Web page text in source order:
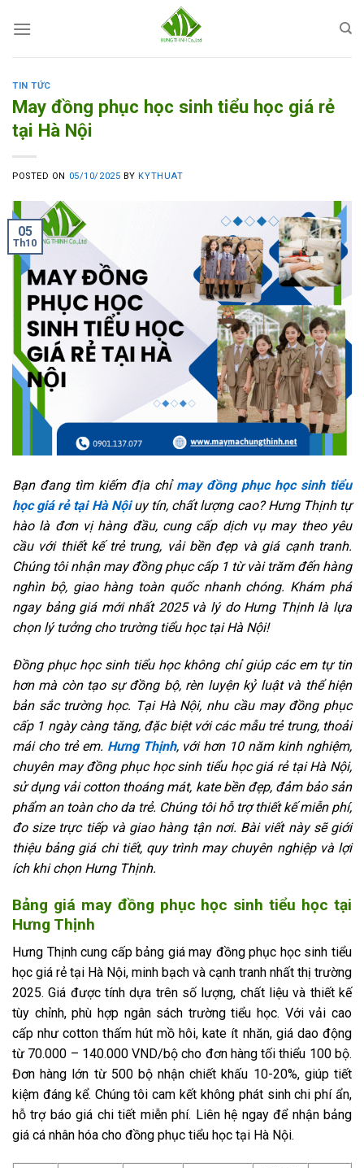
TIN TỨC
May đồng phục học sinh tiểu học giá rẻ
tại Hà Nội
POSTED ON 05/10/2025 BYKYTHUAT
05
Th10
Bạn đang tìm kiếm địa chỉ may đồng phục học sinh tiểu
học giá rẻ tại Hà Nộiuy tín, chất lượng cao? Hưng Thịnh tự
hào là đơn vị hàng đầu, cung cấp dịch vụ may theo yêu
cầu với thiết kế trẻ trung, vải bền đẹp và giá cạnh tranh.
Chúng tôi nhận may đồng phục cấp 1 từ vài trăm đến hàng
nghìn bộ, giao hàng toàn quốc nhanh chóng. Khám phá
ngay bảng giá mới nhất 2025 và lý do Hưng Thịnh là lựa
chọn lý tưởng cho trường tiểu học tại Hà Nội!
Đồng phục học sinh tiểu học không chỉ giúp các em tự tin
hơn mà còn tạo sự đồng bộ, rèn luyện kỷ luật và thể hiện
bản sắc trường học. Tại Hà Nội, nhu cầu may đồng phục
cấp 1 ngày càng tăng, đặc biệt với các mẫu trẻ trung, thoải
mái cho trẻ em. Hưng Thịnh, với hơn 10 năm kinh nghiệm,
chuyên may đồng phục học sinh tiểu học giá rẻ tại Hà Nội,
sử dụng vải cotton thoáng mát, kate bền đẹp, đảm bảo sản
phẩm an toàn cho da trẻ. Chúng tôi hỗ trợ thiết kế miễn phí,
đo size trực tiếp và giao hàng tận nơi. Bài viết này sẽ giới
thiệu bảng giá chi tiết, quy trình may chuyên nghiệp và lợi
ích khi chọn Hưng Thịnh.
Bảng giá may đồng phục học sinh tiểu học tại
Hưng Thịnh
Hưng Thịnh cung cấp bảng giá may đồng phục học sinh tiểu
học giá rẻ tại Hà Nội, minh bạch và cạnh tranh nhất thị trường
2025. Giá được tính dựa trên số lượng, chất liệu và thiết kế
tùy chỉnh, phù hợp ngân sách trường tiểu học. Với vải cao
cấp như cotton thấm hút mồ hôi, kate ít nhăn, giá dao động
từ 70.000 – 140.000 VND/bộ cho đơn hàng tối thiểu 100 bộ.
Đơn hàng lớn từ 500 bộ nhận chiết khấu 10-20%, giúp tiết
kiệm đáng kể. Chúng tôi cam kết không phát sinh chi phí ẩn,
hỗ trợ báo giá chi tiết miễn phí. Liên hệ ngay để nhận bảng
giá cá nhân hóa cho đồng phục tiểu học tại Hà Nội.